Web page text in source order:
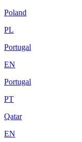
Poland
PL
Portugal
EN
Portugal
PT
Qatar
EN